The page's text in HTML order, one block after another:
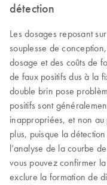
détection
Les dosages reposant
souplesse de
dosage et des coûts de
de faux positifs dus à la
double brin pose
positifs sont
inappropriées, et non
plus, puisque la
l’analyse de la courbe
vous pouvez confirmer
exclure la formation de